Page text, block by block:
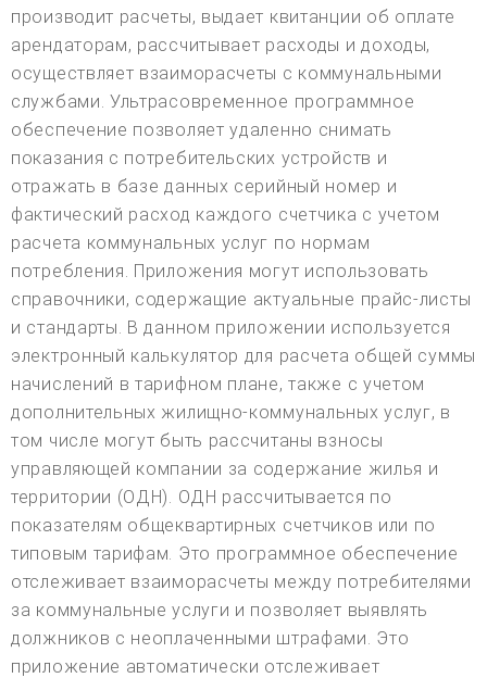
производит расчеты, выдает квитанции об оплате
арендаторам, рассчитывает расходы и доходы,
осуществляет взаиморасчеты с коммунальными
службами. Ультрасовременное программное
обеспечение позволяет удаленно снимать
показания с потребительских устройств и
отражать в базе данных серийный номер и
фактический расход каждого счетчика с учетом
расчета коммунальных услуг по нормам
потребления. Приложения могут использовать
справочники, содержащие актуальные прайс-листы
и стандарты. В данном приложении используется
электронный калькулятор для расчета общей суммы
начислений в тарифном плане, также с учетом
дополнительных жилищно-коммунальных услуг, в
том числе могут быть рассчитаны взносы
управляющей компании за содержание жилья и
территории (ОДН). ОДН рассчитывается по
показателям общеквартирных счетчиков или по
типовым тарифам. Это программное обеспечение
отслеживает взаиморасчеты между потребителями
за коммунальные услуги и позволяет выявлять
должников с неоплаченными штрафами. Это
приложение автоматически отслеживает